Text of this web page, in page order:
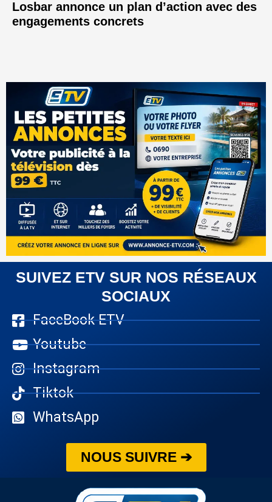
Losbar annonce un plan d’action avec des
engagements concrets
SUIVEZ ETV SUR NOS RÉSEAUX
SOCIAUX
FaceBook ETV
Youtube
Instagram
Tiktok
WhatsApp
NOUS SUIVRE ➔